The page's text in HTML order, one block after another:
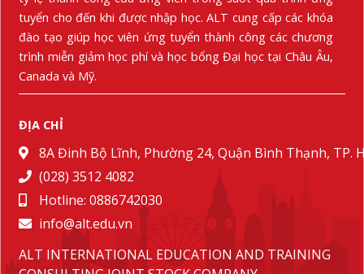
tuyển cho đến khi được nhập học. ALT cung cấp các khóa
đào tạo giúp học viên ứng tuyển thành công các chương
trình miễn giảm học phí và học bổng Đại học tại Châu Âu,
Canada và Mỹ.
ĐỊA CHỈ
8A Đinh Bộ Lĩnh, Phường 24, Quận Bình Thạnh, TP.
(028) 3512 4082
Hotline: 0886742030
info@alt.edu.vn
ALT INTERNATIONAL EDUCATION AND TRAINING